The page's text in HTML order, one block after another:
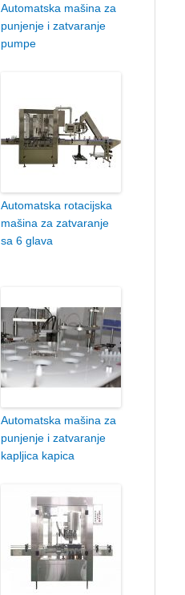
Automatska mašina za
punjenje i zatvaranje
pumpe
Automatska rotacijska
mašina za zatvaranje
sa 6 glava
Automatska mašina za
punjenje i zatvaranje
kapljica kapica